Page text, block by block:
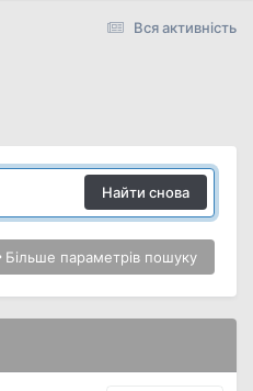
Вся активність
Найти снова
Більше параметрів пошуку